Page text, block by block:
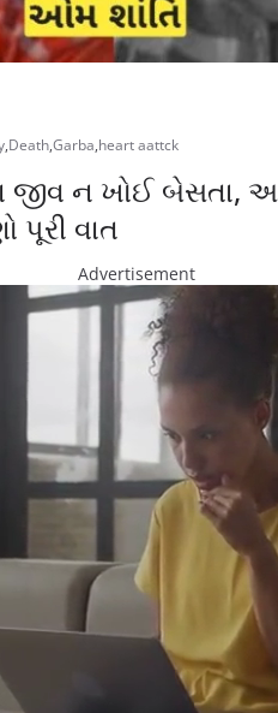
,Death,Garba,heart aattck
જીવ ન ખોઈ બેસતા,
પૂરી વાત
Advertisement